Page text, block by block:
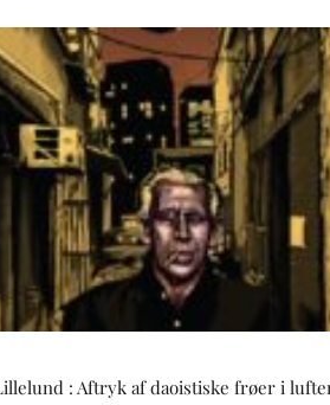
: Aftryk af daoistiske frøer i